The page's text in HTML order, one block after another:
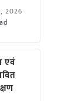
2026
एवं